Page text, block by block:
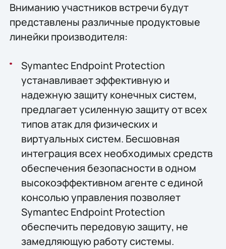
Вниманию участников встречи будут
представлены различные продуктовые
линейки производителя:
Symantec Endpoint Protection
устанавливает эффективную и
надежную защиту конечных систем,
предлагает усиленную защиту от всех
типов атак для физических и
виртуальных систем. Бесшовная
интеграция всех необходимых средств
обеспечения безопасности в одном
высокоэффективном агенте с единой
консолью управления позволяет
Symantec Endpoint Protection
обеспечить передовую защиту, не
замедляющую работу системы.